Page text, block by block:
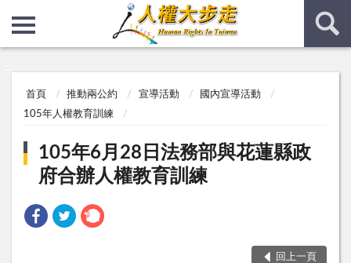
首頁 推動兩公約 宣導活動
國內宣導活動
105年人權教育訓練
105年6月28日法務部與花蓮縣政
府合辦人權教育訓練
回上一頁